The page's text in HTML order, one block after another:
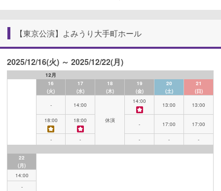
【東京公演】よみうり大手町ホール
2025/12/16(火) ～ 2025/12/22(月)
12月
16
(火)
17
(水)
18
(木)
19
(金)
20
(土)
21
(日)
-
14:00
休演
14:00
13:00 13:00
18:00 18:00
- 17:00 17:00
- - - - -
22
(月)
14:00
-